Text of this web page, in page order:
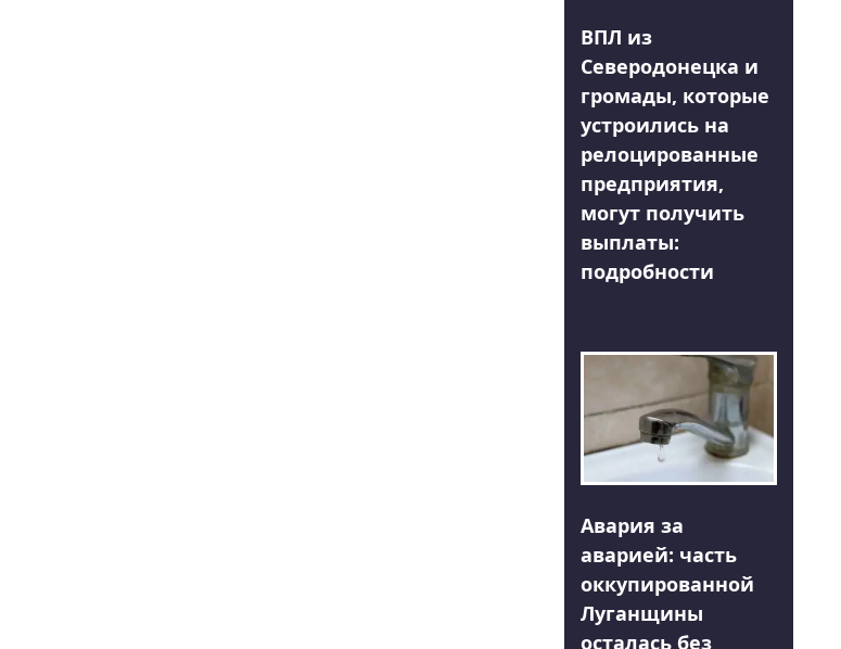
ВПЛ из
Северодонецка и
громады, которые
устроились на
релоцированные
предприятия,
могут получить
выплаты:
подробности
Авария за
аварией: часть
оккупированной
Луганщины
осталась без